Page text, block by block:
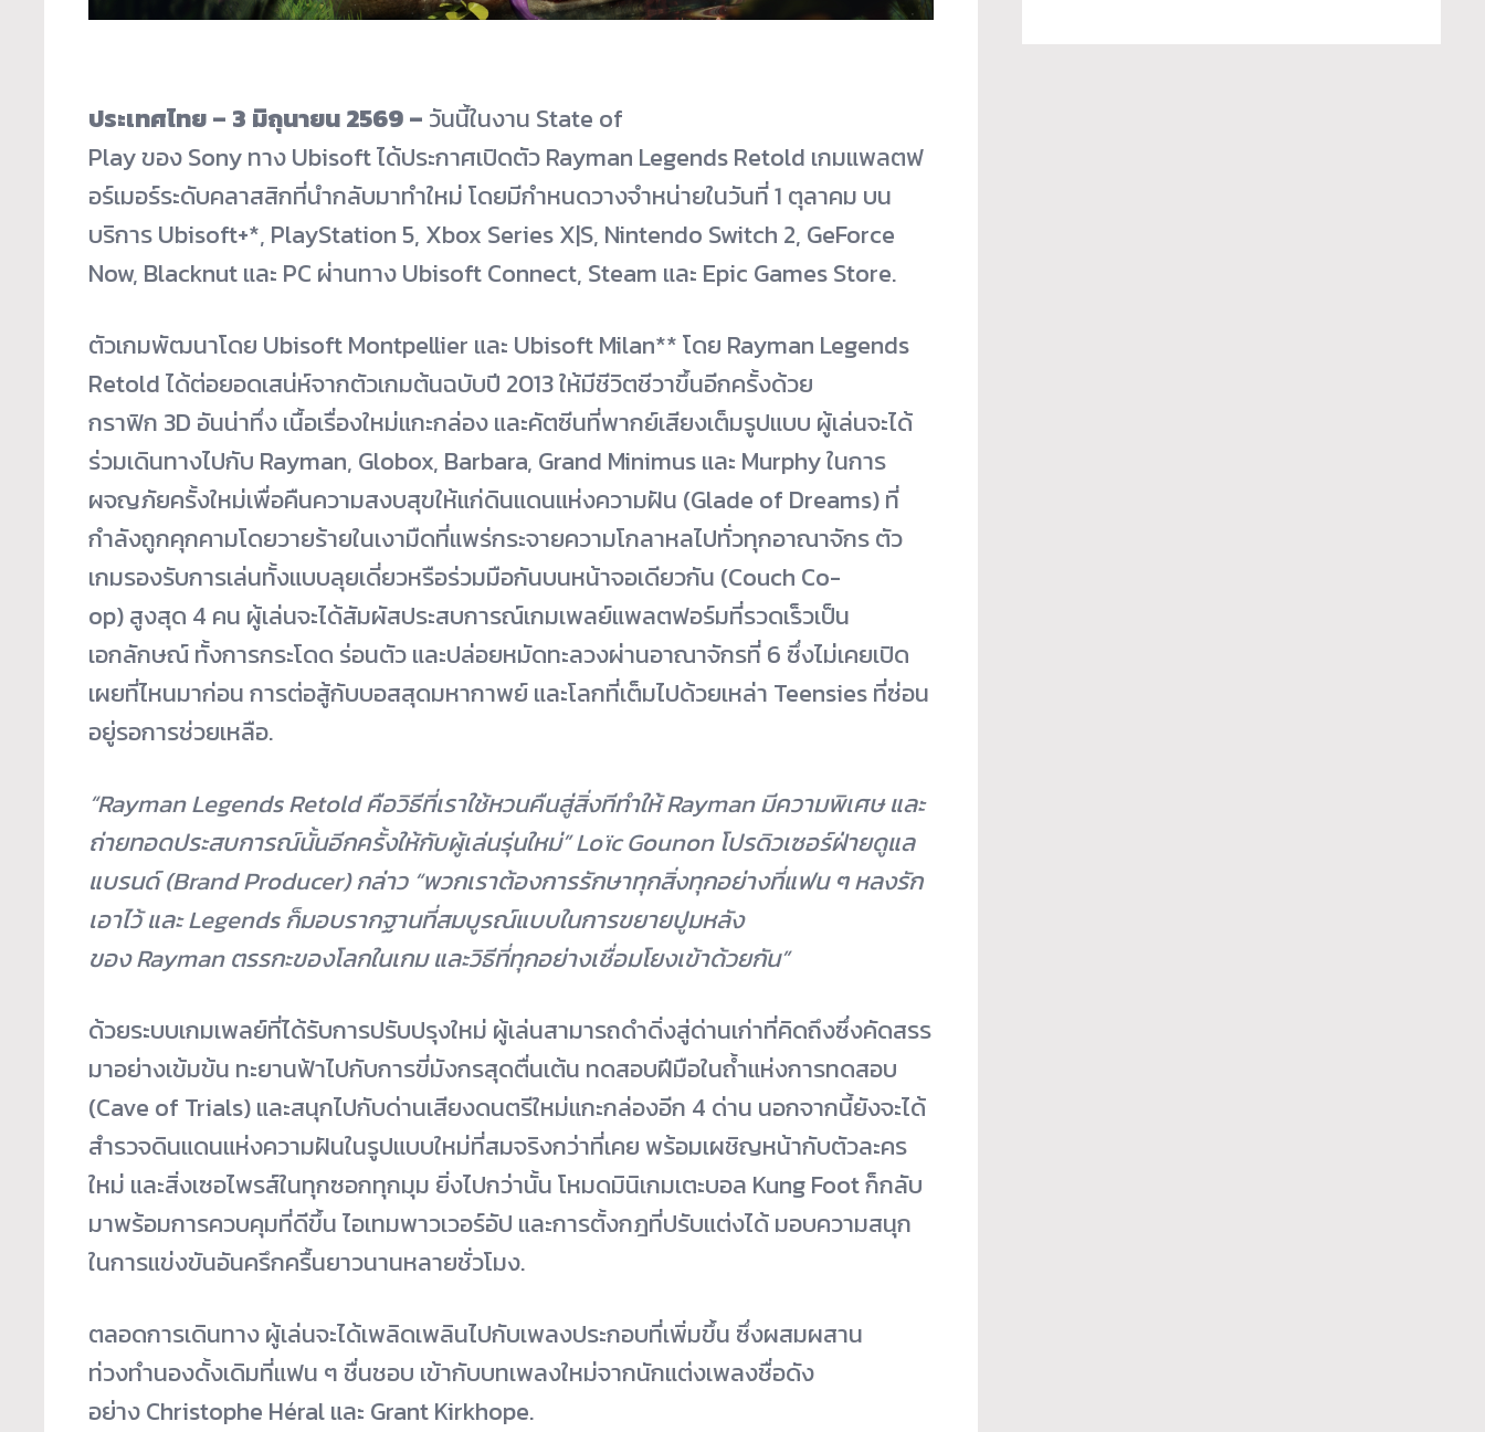
ประเทศไทย – 3 มิถุนายน2569 – วันนี้ในงาน State of
Play ของ Sony ทาง Ubisoft ได้ประกาศเปิดตัว Rayman Legends Retold เกมแพลตฟ
อร์เมอร์ระดับคลาสสิกที่นำกลับมาทำใหม่ โดยมีกำหนดวางจำหน่ายในวันที่ 1 ตุลาคม บน
บริการ Ubisoft+*, PlayStation 5, Xbox Series X|S, Nintendo Switch 2, GeForce
Now, Blacknut และ PC ผ่านทาง Ubisoft Connect, Steam และ Epic Games Store.
ตัวเกมพัฒนาโดย Ubisoft Montpellier และ Ubisoft Milan** โดย Rayman Legends
Retold ได้ต่อยอดเสน่ห์จากตัวเกมต้นฉบับปี 2013 ให้มีชีวิตชีวาขึ้นอีกครั้งด้วย
กราฟิก 3D อันน่าทึ่ง เนื้อเรื่องใหม่แกะกล่อง และคัตซีนที่พากย์เสียงเต็มรูปแบบ ผู้เล่นจะได้
ร่วมเดินทางไปกับ Rayman, Globox, Barbara, Grand Minimus และ Murphy ในการ
ผจญภัยครั้งใหม่เพื่อคืนความสงบสุขให้แก่ดินแดนแห่งความฝัน (Glade of Dreams) ที่
กำลังถูกคุกคามโดยวายร้ายในเงามืดที่แพร่กระจายความโกลาหลไปทั่วทุกอาณาจักร ตัว
เกมรองรับการเล่นทั้งแบบลุยเดี่ยวหรือร่วมมือกันบนหน้าจอเดียวกัน (Couch Co-
op) สูงสุด 4 คน ผู้เล่นจะได้สัมผัสประสบการณ์เกมเพลย์แพลตฟอร์มที่รวดเร็วเป็น
เอกลักษณ์ ทั้งการกระโดด ร่อนตัว และปล่อยหมัดทะลวงผ่านอาณาจักรที่ 6 ซึ่งไม่เคยเปิด
เผยที่ไหนมาก่อน การต่อสู้กับบอสสุดมหากาพย์ และโลกที่เต็มไปด้วยเหล่า Teensies ที่ซ่อน
อยู่รอการช่วยเหลือ.
“Rayman Legends Retoldคือวิธีที่เราใช้หวนคืนสู่สิ่งทีทำให้Raymanมีความพิเศษ และ
ถ่ายทอดประสบการณ์นั้นอีกครั้งให้กับผู้เล่นรุ่นใหม่”Loïc Gounonโปรดิวเซอร์ฝ่ายดูแล
แบรนด์ (Brand Producer)กล่าว “พวกเราต้องการรักษาทุกสิ่งทุกอย่างที่แฟน ๆ หลงรัก
เอาไว้ และLegendsก็มอบรากฐานที่สมบูรณ์แบบในการขยายปูมหลัง
ของRaymanตรรกะของโลกในเกม และวิธีที่ทุกอย่างเชื่อมโยงเข้าด้วยกัน”
ด้วยระบบเกมเพลย์ที่ได้รับการปรับปรุงใหม่ ผู้เล่นสามารถดำดิ่งสู่ด่านเก่าที่คิดถึงซึ่งคัดสรร
มาอย่างเข้มข้น ทะยานฟ้าไปกับการขี่มังกรสุดตื่นเต้น ทดสอบฝีมือในถ้ำแห่งการทดสอบ
(Cave of Trials) และสนุกไปกับด่านเสียงดนตรีใหม่แกะกล่องอีก 4 ด่าน นอกจากนี้ยังจะได้
สำรวจดินแดนแห่งความฝันในรูปแบบใหม่ที่สมจริงกว่าที่เคย พร้อมเผชิญหน้ากับตัวละคร
ใหม่ และสิ่งเซอไพรส์ในทุกซอกทุกมุม ยิ่งไปกว่านั้น โหมดมินิเกมเตะบอล Kung Foot ก็กลับ
มาพร้อมการควบคุมที่ดีขึ้น ไอเทมพาวเวอร์อัป และการตั้งกฎที่ปรับแต่งได้ มอบความสนุก
ในการแข่งขันอันครึกครื้นยาวนานหลายชั่วโมง.
ตลอดการเดินทาง ผู้เล่นจะได้เพลิดเพลินไปกับเพลงประกอบที่เพิ่มขึ้น ซึ่งผสมผสาน
ท่วงทำนองดั้งเดิมที่แฟน ๆ ชื่นชอบ เข้ากับบทเพลงใหม่จากนักแต่งเพลงชื่อดัง
อย่าง Christophe Héral และ Grant Kirkhope.